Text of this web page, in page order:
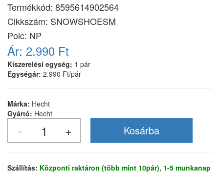
Termékkód: 8595614902564
Cikkszám: SNOWSHOESM
Polc: NP
Ár: 2.990 Ft
Kiszerelési egység: 1 pár
Egységár: 2.990 Ft/pár
Márka: Hecht
Gyártó: Hecht
Szállítás: Központi raktáron (több mint 10pár), 1-5 munkanap